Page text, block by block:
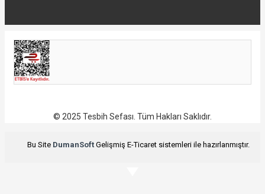
© 2025 Tesbih Sefası. Tüm Hakları Saklıdır.
Bu Site DumanSoft Gelişmiş E-Ticaret sistemleri ile hazırlanmıştır.